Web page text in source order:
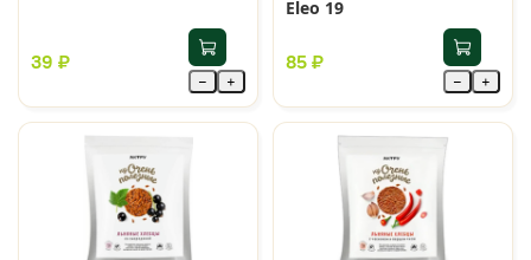
39 ₽
− +
Eleo 19
85 ₽
− +